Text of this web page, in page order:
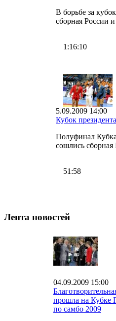
В борьбе за
сборная России
1:16:10
5.09.2009 14:00
Кубок
Полуфинал
сошлись
51:58
Лента новостей
04.09.2009 15:00
прошла на Кубке
по самбо 2009